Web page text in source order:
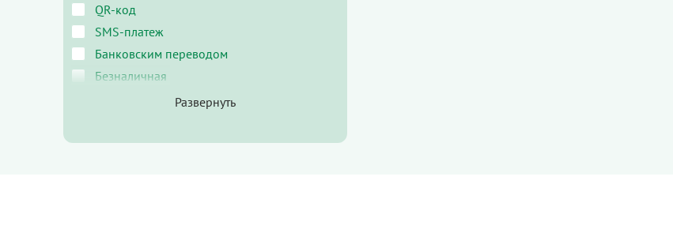
QR-код
SMS-платеж
Банковским переводом
Безналичная